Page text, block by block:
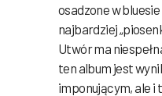
osadzone w bluesie
najbardziej
Utwór ma
ten album jest
imponującym, ale i